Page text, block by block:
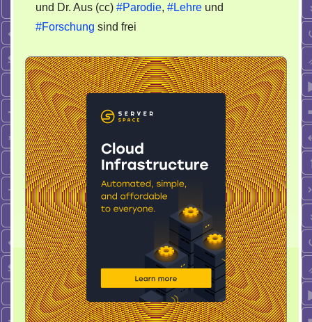
und Dr. Aus (cc) #Parodie, #Lehre und
#Forschung sind frei